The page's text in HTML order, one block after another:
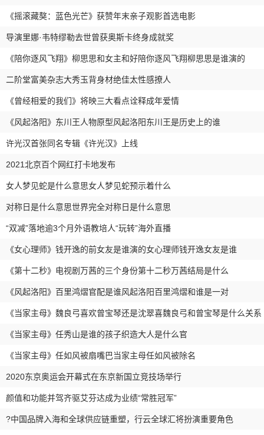
《摇滚藏獒：蓝色光芒》获赞年末亲子观影首选电影
导演里娜·韦特缪勒去世曾获奥斯卡终身成就奖
《陪你逐风飞翔》柳思思和女主和好陪你逐风飞翔柳思思是谁演的
二阶堂富美杂志大秀玉背身材绝佳太性感撩人
《曾经相爱的我们》将映三大看点诠释成年爱情
《风起洛阳》东川王人物原型风起洛阳东川王是历史上的谁
许光汉首张同名专辑《许光汉》上线
2021北京百个网红打卡地发布
女人梦见蛇是什么意思女人梦见蛇预示着什么
对称日是什么意思世界完全对称日是什么意思
“双减”落地逾3个月外语教培人“玩转”海外直播
《女心理师》钱开逸的前女友是谁演的女心理师钱开逸女友是谁
《第十二秒》电视剧万茜的三个身份第十二秒万茜结局是什么
《风起洛阳》百里鸿熠官配是谁风起洛阳百里鸿熠和谁是一对
《当家主母》魏良弓喜欢曾宝琴还是沈翠喜魏良弓和曾宝琴是什么关系
《当家主母》任秀山是谁的孩子织造大人是什么官
《当家主母》任如风被扇嘴巴当家主母任如风被除名
2020东京奥运会开幕式在东京新国立竞技场举行
颜值和功能并驾齐驱艾芬达成为业绩“常胜冠军”
?中国品牌入海和全球供应链重塑，行云全球汇将扮演重要角色